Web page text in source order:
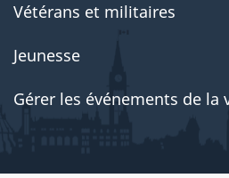
Vétérans et militaires
Jeunesse
Gérer les événements de la